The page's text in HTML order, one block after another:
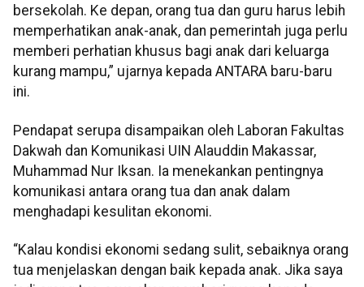
bersekolah. Ke depan, orang tua dan guru harus lebih
memperhatikan anak-anak, dan pemerintah juga perlu
memberi perhatian khusus bagi anak dari keluarga
kurang mampu,” ujarnya kepada ANTARA baru-baru
ini.
Pendapat serupa disampaikan oleh Laboran Fakultas
Dakwah dan Komunikasi UIN Alauddin Makassar,
Muhammad Nur Iksan. Ia menekankan pentingnya
komunikasi antara orang tua dan anak dalam
menghadapi kesulitan ekonomi.
“Kalau kondisi ekonomi sedang sulit, sebaiknya orang
tua menjelaskan dengan baik kepada anak. Jika saya